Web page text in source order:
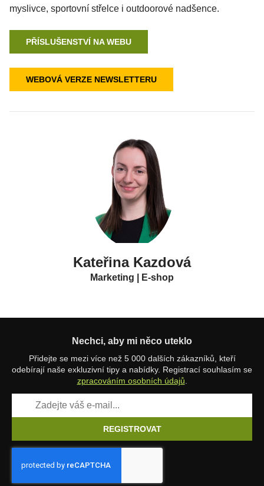
myslivce, sportovní střelce i outdoorové nadšence.
PŘÍSLUŠENSTVÍ NA WEBU
WEBOVÁ VERZE NEWSLETTERU
Kateřina Kazdová
Marketing | E-shop
Nechci, aby mi něco uteklo
Přidejte se mezi více než 5 000 dalších zákazníků, kteří
odebírají naše exkluzivní tipy a nabídky. Registrací souhlasím se
zpracováním osobních údajů
REGISTROVAT